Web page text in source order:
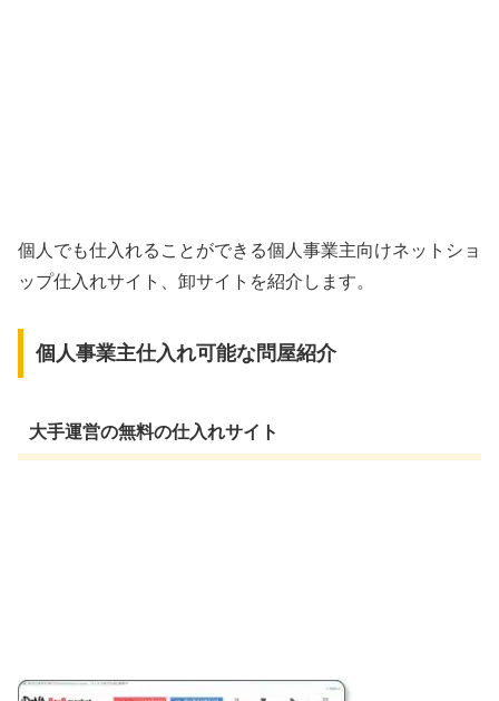
個人でも仕入れることができる個人事業主向けネットショ
ップ仕入れサイト、卸サイトを紹介します。
個人事業主仕入れ可能な問屋紹介
大手運営の無料の仕入れサイト